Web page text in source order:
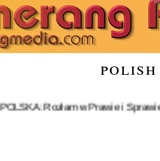
Rozłam w Prawie i